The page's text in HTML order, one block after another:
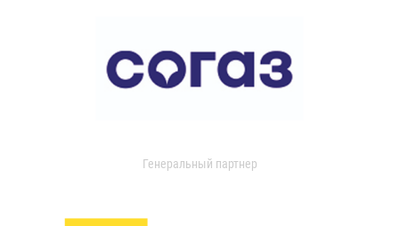
Генеральный партнер